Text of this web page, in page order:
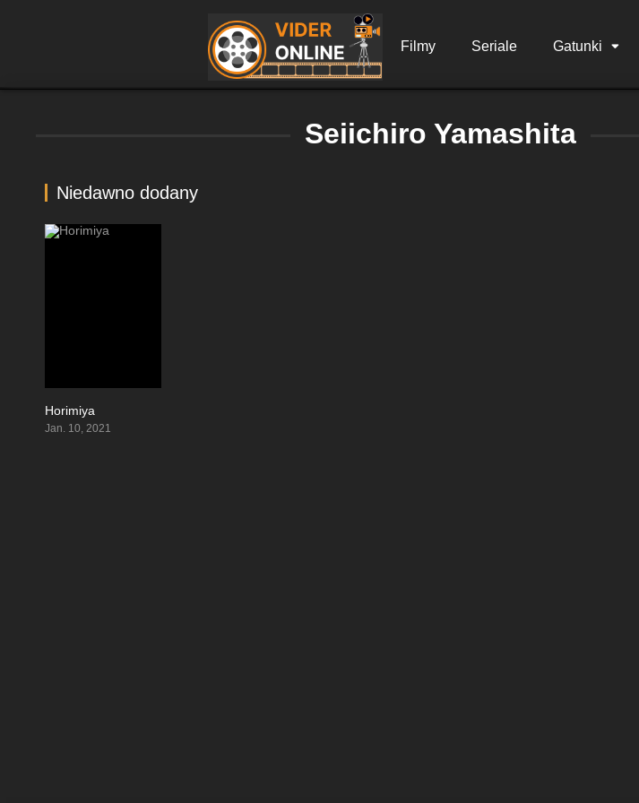
Filmy Seriale Gatunki
Seiichiro Yamashita
Niedawno dodany
Horimiya
Jan. 10, 2021